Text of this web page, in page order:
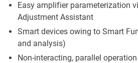
Easy amplifier parameterization
Adjustment Assistant
Smart devices owing to Smart
and analysis)
Non-interacting, parallel